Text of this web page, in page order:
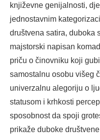
književne genijalnosti,
jednostavnim
društvena satira, duboka
majstorski napisan
priču o činovniku koji
samostalnu osobu višeg
univerzalnu alegoriju o
statusom i krhkosti
sposobnost da spoji
prikaže duboke